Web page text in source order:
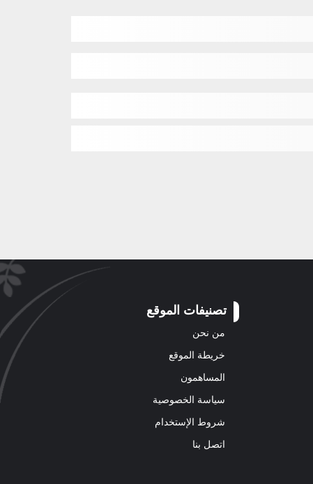
تصنيفات الموقع
من نحن
خريطة الموقع
المساهمون
سياسة الخصوصية
شروط الإستخدام
اتصل بنا